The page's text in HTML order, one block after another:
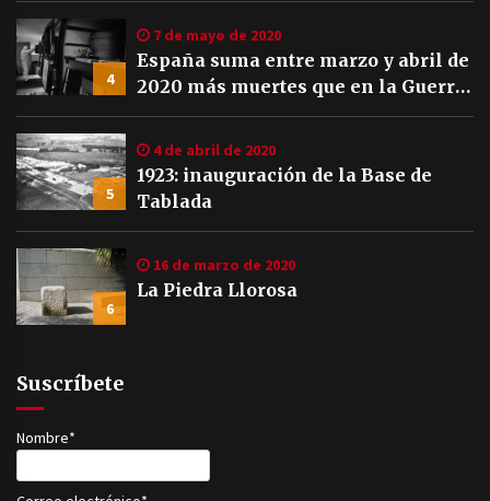
4
7 de mayo de 2020
España suma entre marzo y abril de
2020 más muertes que en la Guerra
Civil
5
4 de abril de 2020
1923: inauguración de la Base de
Tablada
6
16 de marzo de 2020
La Piedra Llorosa
Suscríbete
Nombre*